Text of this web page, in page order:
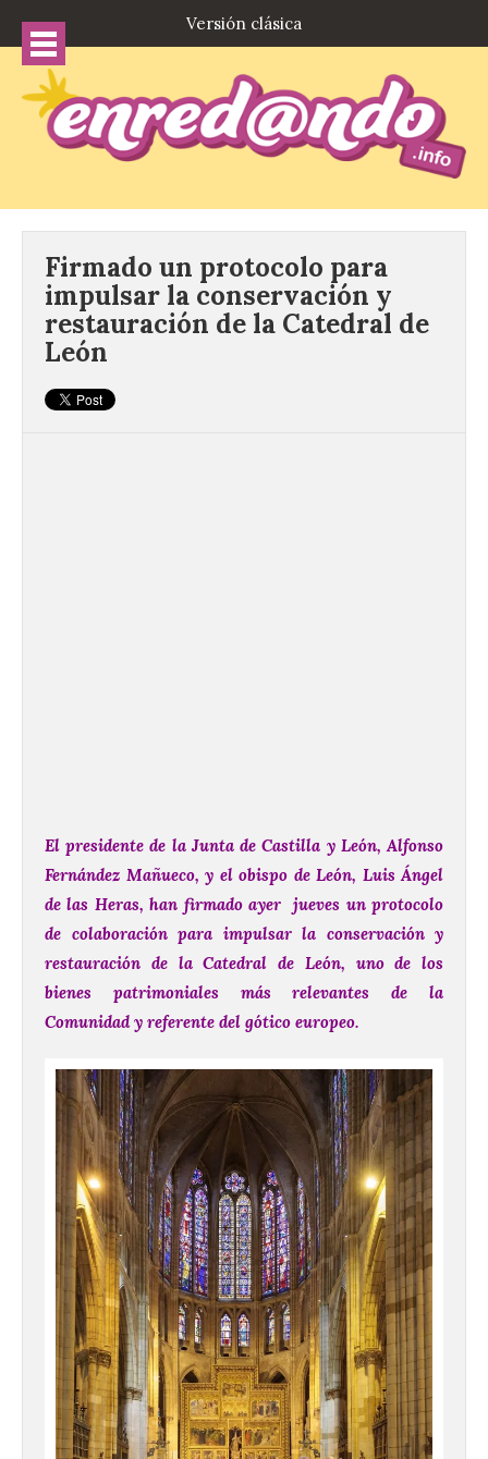
Versión clásica
Firmado un protocolo para
impulsar la conservación y
restauración de la Catedral de
León
El presidente de la Junta de Castilla y León, Alfonso
Fernández Mañueco, y el obispo de León, Luis Ángel
de las Heras, han firmado ayer jueves un protocolo
de colaboración para impulsar la conservación y
restauración de la Catedral de León, uno de los
bienes patrimoniales más relevantes de la
Comunidad y referente del gótico europeo.